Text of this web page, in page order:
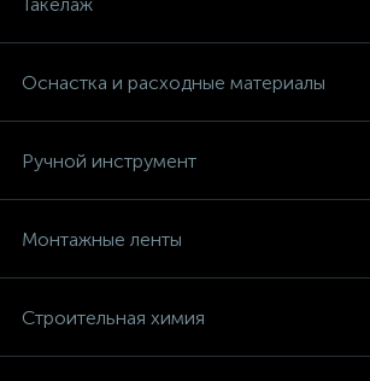
Оснастка и расходные материалы
Ручной инструмент
Монтажные ленты
Строительная химия